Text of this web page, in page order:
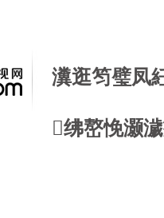
瀵逛笉璧凤
绋嶅悗灏